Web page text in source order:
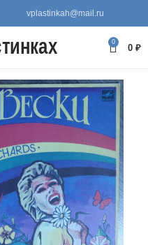
vplastinkah@mail.ru
0
0 ₽